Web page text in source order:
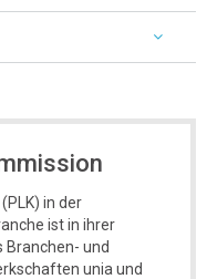
in der
ist in ihrer
Branchen- und
unia und